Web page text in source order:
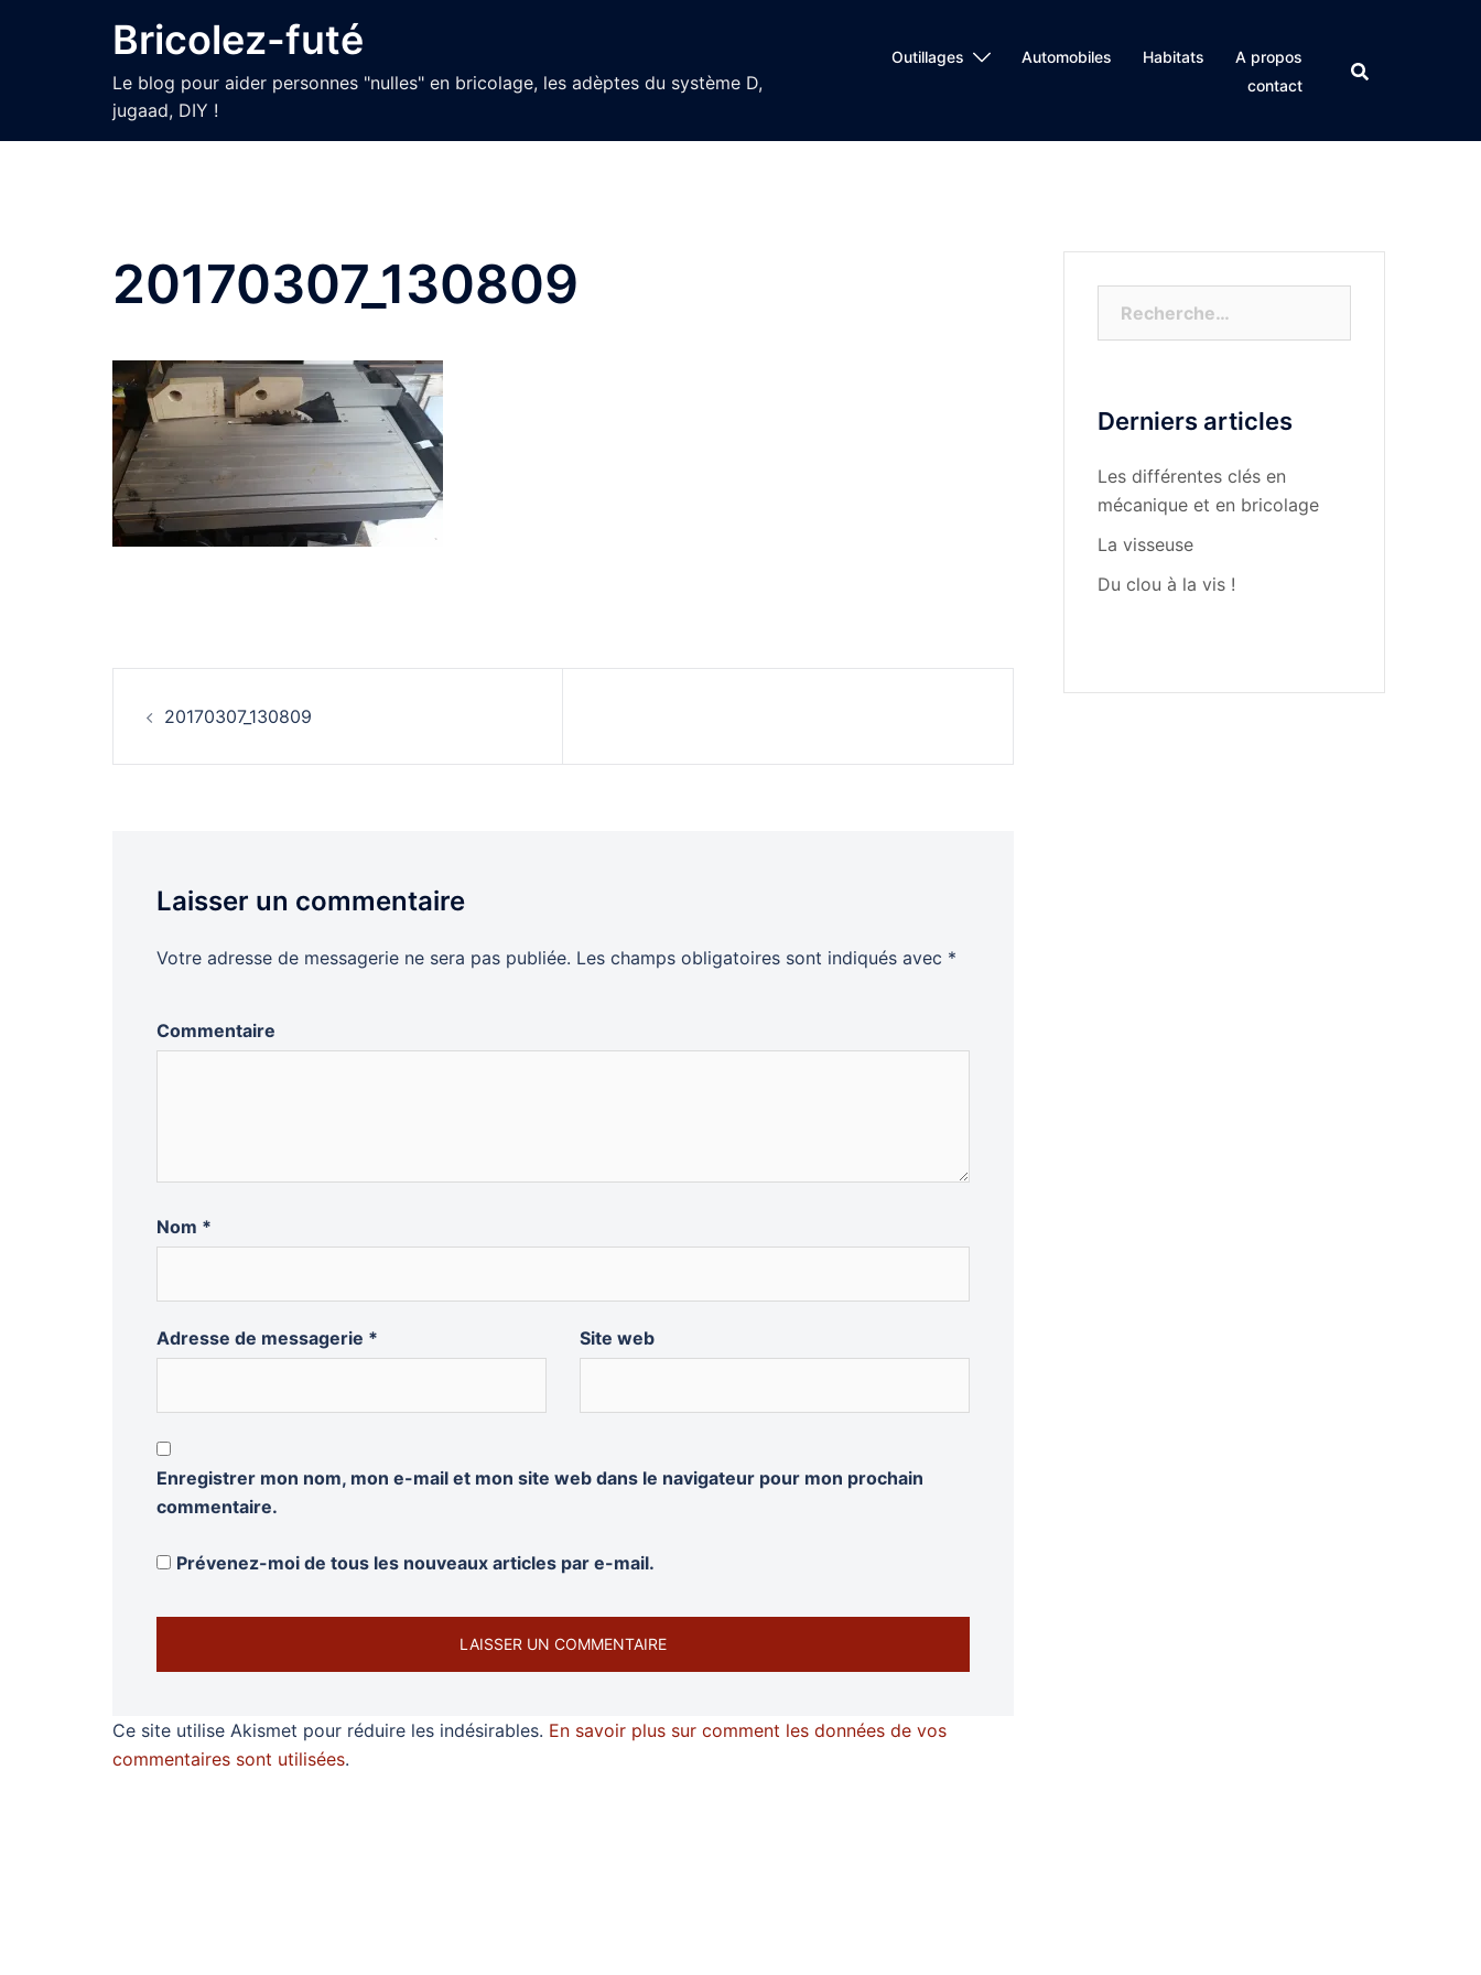
Bricolez-futé
Le blog pour aider personnes "nulles" en bricolage, les adèptes du système D,
jugaad, DIY !
Outillages Automobiles Habitats
A propos
contact
20170307_130809
d’article
20170307_130809
Laisser un commentaire
Votre adresse de messagerie ne sera pas publiée. Les champs obligatoires sont indiqués avec *
Commentaire
Nom *
Adresse de messagerie * Site web
Enregistrer mon nom, mon e-mail et mon site web dans le navigateur pour mon prochain
commentaire.
Prévenez-moi de tous les nouveaux articles par e-mail.
Ce site utilise Akismet pour réduire les indésirables. En savoir plus sur comment les données de vos
commentaires sont utilisées.
Derniers articles
Les différentes clés en
mécanique et en bricolage
La visseuse
Du clou à la vis !